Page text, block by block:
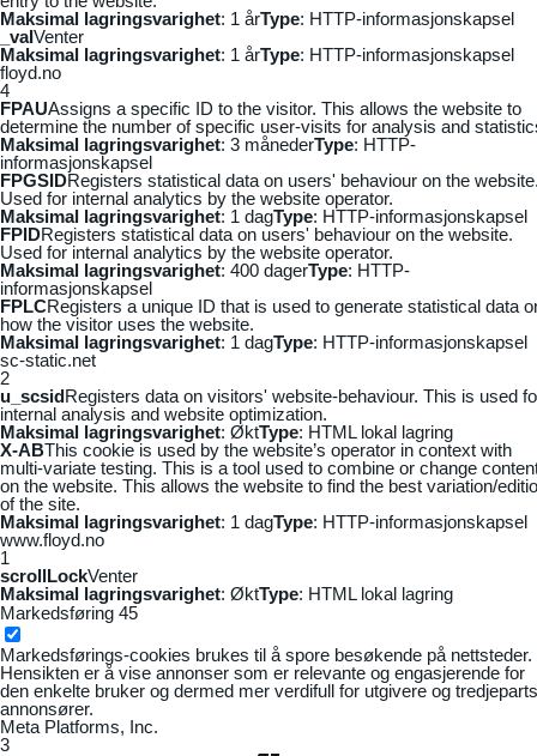
Maksimal lagringsvarighet: 1 årType: HTTP-informasjonskapsel
_vaIVenter
Maksimal lagringsvarighet: 1 årType: HTTP-informasjonskapsel
floyd.no
4
FPAUAssigns a specific ID to the visitor. This allows the website to
determine the number of specific user-visits for analysis and
Maksimal lagringsvarighet: 3 månederType: HTTP-
informasjonskapsel
FPGSIDRegisters statistical data on users' behaviour on the
Used for internal analytics by the website operator.
Maksimal lagringsvarighet: 1 dagType: HTTP-informasjonskapsel
FPIDRegisters statistical data on users' behaviour on the website.
Used for internal analytics by the website operator.
Maksimal lagringsvarighet: 400 dagerType: HTTP-
informasjonskapsel
FPLCRegisters a unique ID that is used to generate statistical data
how the visitor uses the website.
Maksimal lagringsvarighet: 1 dagType: HTTP-informasjonskapsel
sc-static.net
2
u_scsidRegisters data on visitors' website-behaviour. This is used
internal analysis and website optimization.
Maksimal lagringsvarighet: ØktType: HTML lokal lagring
X-ABThis cookie is used by the website’s operator in context with
multi-variate testing. This is a tool used to combine or change
on the website. This allows the website to find the best variation/
of the site.
Maksimal lagringsvarighet: 1 dagType: HTTP-informasjonskapsel
www.floyd.no
1
scrollLockVenter
Maksimal lagringsvarighet: ØktType: HTML lokal lagring
Markedsføring 45
Markedsførings-cookies brukes til å spore besøkende på nettsteder.
Hensikten er å vise annonser som er relevante og engasjerende for
den enkelte bruker og dermed mer verdifull for utgivere og tredjeparts
annonsører.
Meta Platforms, Inc.
3